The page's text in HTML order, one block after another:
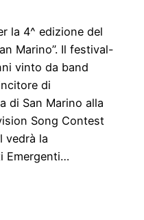
la 4^ edizione del
Marino”. Il festival-
vinto da band
di
di San Marino alla
Song Contest
vedrà la
Emergenti…